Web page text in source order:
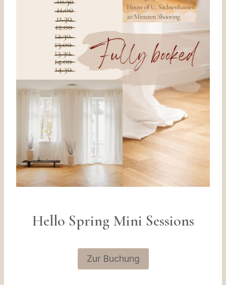
Hello Spring Mini Sessions
Zur Buchung